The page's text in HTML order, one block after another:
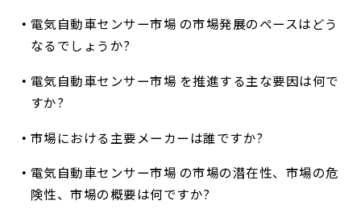
電気自動車センサー市場 の市場発展のペースはどう
なるでしょうか?
電気自動車センサー市場 を推進する主な要因は何で
すか?
市場における主要メーカーは誰ですか?
電気自動車センサー市場 の市場の潜在性、市場の危
険性、市場の概要は何ですか?